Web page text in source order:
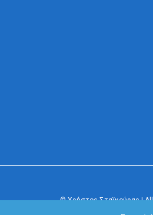
© Χρήστος Σταϊκούρας |